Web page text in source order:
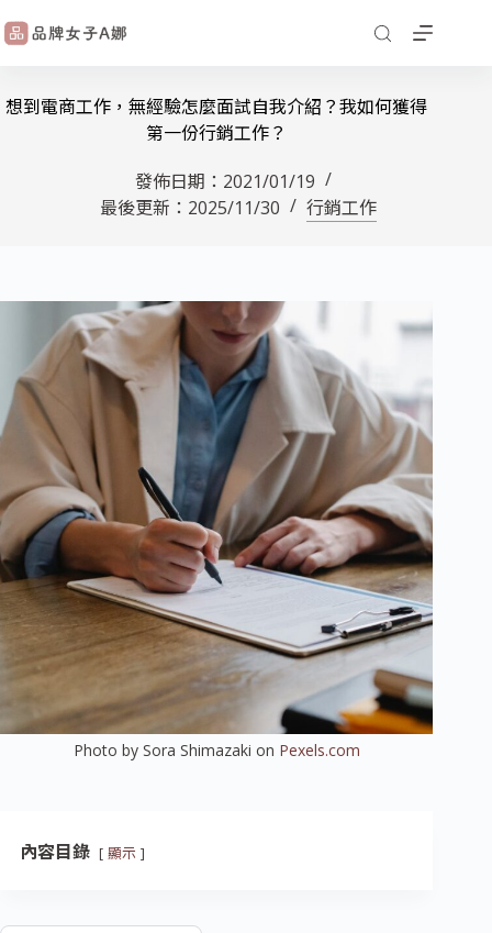
想到電商工作，無經驗怎麼面試自我介紹？我如何獲得
第一份行銷工作？
發佈日期： 2021/01/19
最後更新： 2025/11/30 行銷工作
Photo by Sora Shimazaki on Pexels.com
內容目錄 顯示